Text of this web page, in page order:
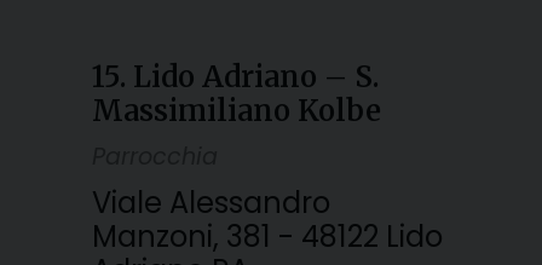
15. Lido Adriano – S.
Massimiliano Kolbe
Viale Alessandro
Manzoni, 381 - 48122 Lido